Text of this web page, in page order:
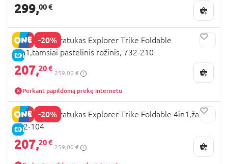
299,00 €
-20%
E-KAINA
GLOBBER triratukas Explorer Trike Foldable
4in1,tamsiai pastelinis rožinis, 732-210
207,20 €
259,00 €
Perkant papildomą prekę internetu
-20%
E-KAINA
GLOBBER triratukas Explorer Trike Foldable 4in1,žalias,
732-104
207,20 €
259,00 €